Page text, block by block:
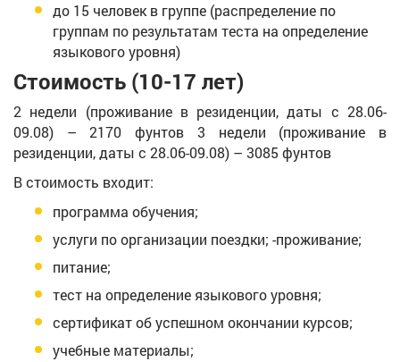
до 15 человек в группе (распределение по
группам по результатам теста на определение
языкового уровня)
Стоимость (10-17 лет)
2 недели (проживание в резиденции, даты с 28.06-
09.08) – 2170 фунтов 3 недели (проживание в
резиденции, даты с 28.06-09.08) – 3085 фунтов
В стоимость входит:
программа обучения;
услуги по организации поездки; -проживание;
питание;
тест на определение языкового уровня;
сертификат об успешном окончании курсов;
учебные материалы;